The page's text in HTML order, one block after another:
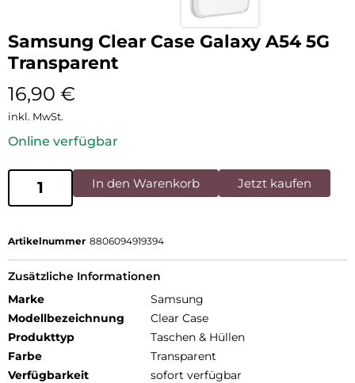
Samsung Clear Case Galaxy A54 5G
Transparent
16,90 €
inkl. MwSt.
Online verfügbar
In den Warenkorb Jetzt kaufen
Artikelnummer 8806094919394
Zusätzliche Informationen
Marke
Samsung
Modellbezeichnung
Clear Case
Produkttyp
Taschen & Hüllen
Farbe
Transparent
Verfügbarkeit
sofort verfügbar